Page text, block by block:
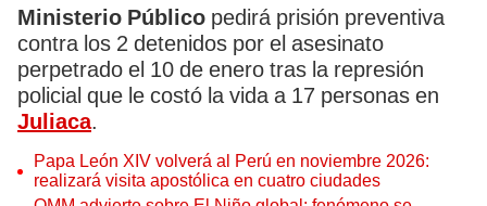
Ministerio Público pedirá prisión preventiva
contra los 2 detenidos por el asesinato
perpetrado el 10 de enero tras la represión
policial que le costó la vida a 17 personas en
Juliaca.
Papa León XIV volverá al Perú en noviembre 2026:
realizará visita apostólica en cuatro ciudades